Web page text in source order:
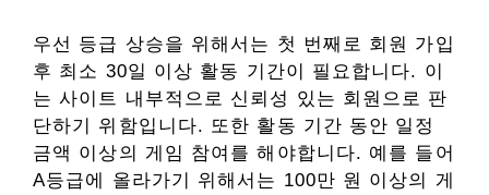
우선 등급 상승을 위해서는 첫 번째로 회원 가입
후 최소 30일 이상 활동 기간이 필요합니다. 이
는 사이트 내부적으로 신뢰성 있는 회원으로 판
단하기 위함입니다. 또한 활동 기간 동안 일정
금액 이상의 게임 참여를 해야합니다. 예를 들어
A등급에 올라가기 위해서는 100만 원 이상의 게